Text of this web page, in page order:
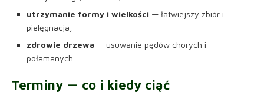
utrzymanie formy i wielkości — łatwiejszy zbiór i
pielęgnacja,
zdrowie drzewa — usuwanie pędów chorych i
połamanych.
Terminy — co i kiedy ciąć